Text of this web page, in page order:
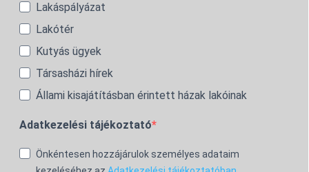
Lakáspályázat
Lakótér
Kutyás ügyek
Társasházi hírek
Állami kisajátításban érintett házak lakóinak
Adatkezelési tájékoztató
Önkéntesen hozzájárulok személyes adataim